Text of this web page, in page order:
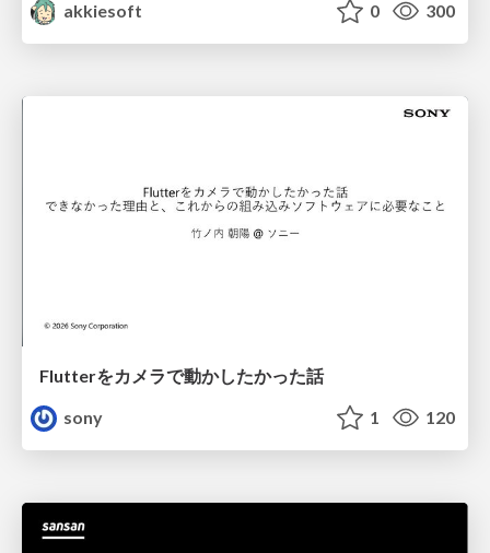
akkiesoft
0 300
Flutterをカメラで動かしたかった話
sony
1 120